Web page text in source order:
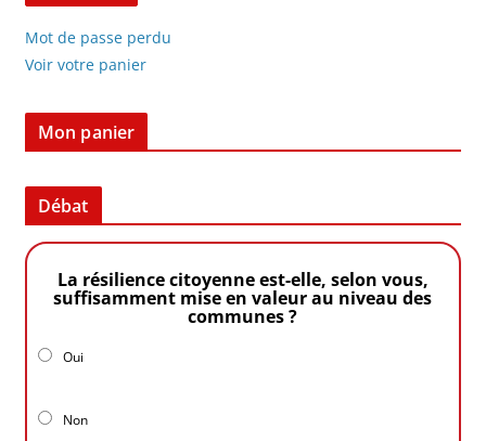
Mot de passe perdu
Voir votre panier
Mon panier
Débat
La résilience citoyenne est-elle, selon vous,
suffisamment mise en valeur au niveau des
communes ?
Oui
Non